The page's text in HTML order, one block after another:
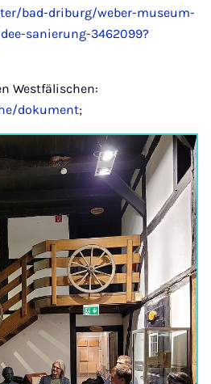
bad-driburg/weber-museum-
sanierung-3462099?
Westfälischen:
dokument;